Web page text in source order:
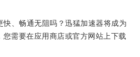
、畅通无阻吗？迅猛加速器将成为
需要在应用商店或官方网站上下载